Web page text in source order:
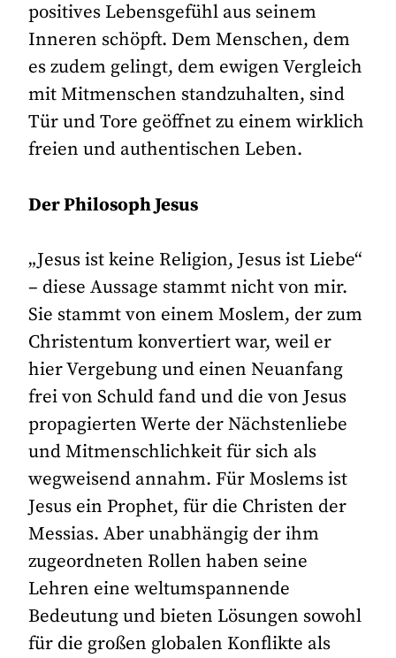
positives Lebensgefühl aus seinem
Inneren schöpft. Dem Menschen, dem
es zudem gelingt, dem ewigen Vergleich
mit Mitmenschen standzuhalten, sind
Tür und Tore geöffnet zu einem wirklich
freien und authentischen Leben.
Der Philosoph Jesus
„Jesus ist keine Religion, Jesus ist Liebe“
– diese Aussage stammt nicht von mir.
Sie stammt von einem Moslem, der zum
Christentum konvertiert war, weil er
hier Vergebung und einen Neuanfang
frei von Schuld fand und die von Jesus
propagierten Werte der Nächstenliebe
und Mitmenschlichkeit für sich als
wegweisend annahm. Für Moslems ist
Jesus ein Prophet, für die Christen der
Messias. Aber unabhängig der ihm
zugeordneten Rollen haben seine
Lehren eine weltumspannende
Bedeutung und bieten Lösungen sowohl
für die großen globalen Konflikte als